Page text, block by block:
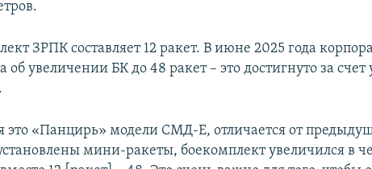
ЗРПК составляет 12 ракет. В июне 2025 года
об увеличении БК до 48 ракет – это достигнуто за
это «Панцирь» модели СМД-Е, отличается от
мини-ракеты, боекомплект увеличился в